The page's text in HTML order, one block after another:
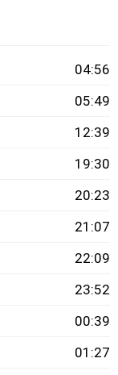
04:56
05:49
12:39
19:30
20:23
21:07
22:09
23:52
00:39
01:27